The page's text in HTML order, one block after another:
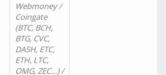
Webmoney /
Coingate
(BTC, BCH,
BTG, CVC,
DASH, ETC,
ETH, LTC,
OMG, ZEC…) /